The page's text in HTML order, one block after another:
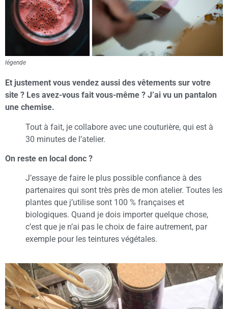
légende
Et justement vous vendez aussi des vêtements sur votre
site ? Les avez-vous fait vous-même ? J’ai vu un pantalon
une chemise.
Tout à fait, je collabore avec une couturière, qui est à
30 minutes de l’atelier.
On reste en local donc ?
J’essaye de faire le plus possible confiance à des
partenaires qui sont très près de mon atelier. Toutes les
plantes que j’utilise sont 100 % françaises et
biologiques. Quand je dois importer quelque chose,
c’est que je n’ai pas le choix de faire autrement, par
exemple pour les teintures végétales.